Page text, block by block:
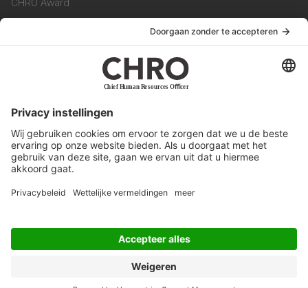
CHRO Award
CHRO Magazine
Service & Contact
Werken bij ons
Privacy Statement
Algemene Voorwaarden